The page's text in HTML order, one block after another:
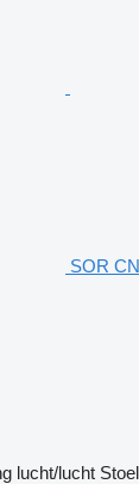
SOR
lucht/lucht